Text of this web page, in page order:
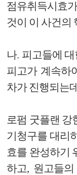
점유취득시효
것이 이 사건의
나. 피고들에
피고가 계속하
차가 진행되는
로펌 굿플랜 강
기청구를 대리
효를 완성하기
하고, 원고들